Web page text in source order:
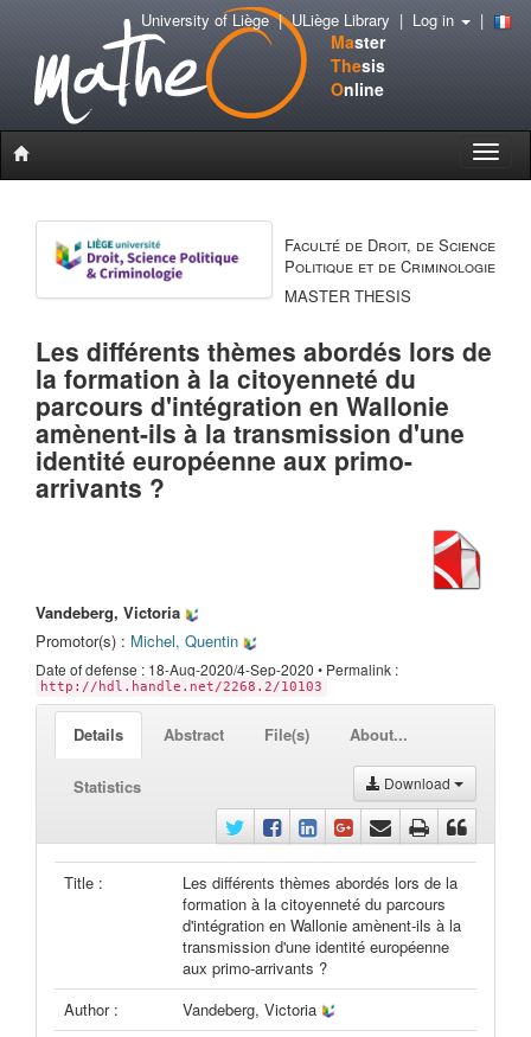
Master
Thesis
Online
Toggle
University of Liège|ULiège Library | Log in |
Faculté de Droit, de Science
Politique et de Criminologie
MASTER THESIS
Les différents thèmes abordés lors de
la formation à la citoyenneté du
parcours d'intégration en Wallonie
amènent-ils à la transmission d'une
identité européenne aux primo-
arrivants ?
Vandeberg, Victoria
Promotor(s) : Michel, Quentin
Date of defense : 18-Aug-2020/4-Sep-2020 • Permalink :
http://hdl.handle.net/2268.2/10103
Details Abstract File(s) About...
Statistics Download
Title :
Les différents thèmes abordés lors de la
formation à la citoyenneté du parcours
d'intégration en Wallonie amènent-ils à la
transmission d'une identité européenne
aux primo-arrivants ?
Author :
Vandeberg, Victoria